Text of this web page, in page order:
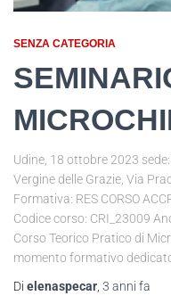
SENZA CATEGORIA
Udine, 18 ottobre 2023
Vergine delle Grazie, Via
Formativa: RES CORSO
Codice corso: CRI_23009
Corso Teorico Pratico di
momento formativo
Di elenaspecar 3 anni fa